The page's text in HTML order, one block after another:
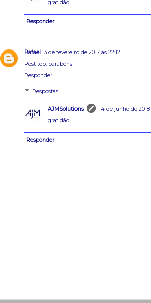
gratidão
Responder
Rafael 3 de fevereiro de 2017 às 22:12
Post top, parabéns!
Responder
Respostas
AJMSolutions
14 de junho de 2018
gratidão
Responder